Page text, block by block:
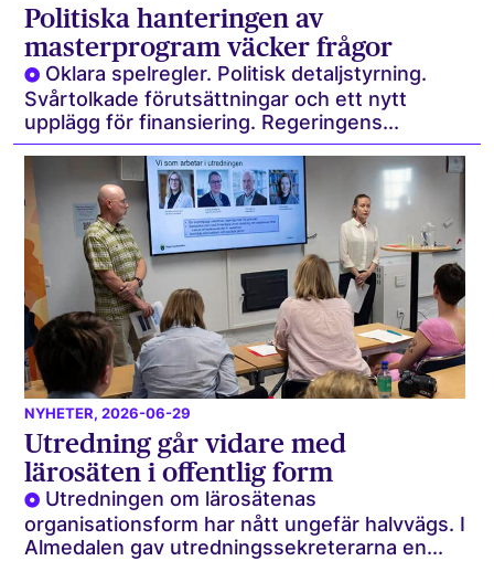
Politiska hanteringen av
masterprogram väcker frågor
Oklara spelregler. Politisk detaljstyrning.
Svårtolkade förutsättningar och ett nytt
upplägg för finansiering. Regeringens...
NYHETER, 2026-06-29
Utredning går vidare med
lärosäten i offentlig form
Utredningen om lärosätenas
organisationsform har nått ungefär halvvägs. I
Almedalen gav utredningssekreterarna en...